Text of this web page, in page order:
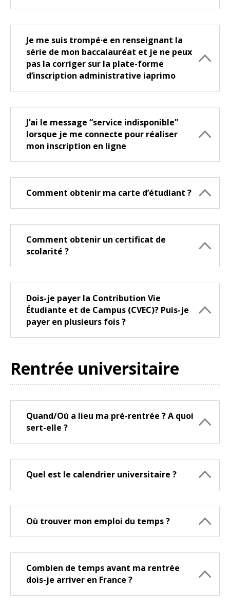
Je me suis trompé·e en renseignant la
série de mon baccalauréat et je ne peux
pas la corriger sur la plate-forme
d’inscription administrative iaprimo
J’ai le message “service indisponible”
lorsque je me connecte pour réaliser
mon inscription en ligne
Comment obtenir ma carte d’étudiant ?
Comment obtenir un certificat de
scolarité ?
Dois-je payer la Contribution Vie
Étudiante et de Campus (CVEC)? Puis-je
payer en plusieurs fois ?
Rentrée universitaire
Quand/Où a lieu ma pré-rentrée ? A quoi
sert-elle ?
Quel est le calendrier universitaire ?
Où trouver mon emploi du temps ?
Combien de temps avant ma rentrée
dois-je arriver en France ?